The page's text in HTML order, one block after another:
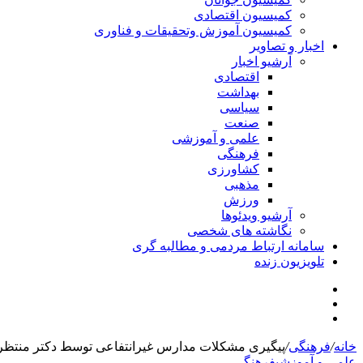
کمیسیون اقتصادی
کمیسیون آموزش وتحقیقات و فناوری
اخبار و تصاویر
آرشیو اخبار
اقتصادی
بهداشت
سیاسی
صنعت
علمی و آموزشی
فرهنگی
کشاورزی
مذهبی
ورزش
آرشیو ویدئوها
نگاشته های شخصی
سامانه ارتباط مردمی و مطالبه گری
تلویزیون زنده
خانه/فرهنگی/پیگیری مشکلات مدارس غیرانتفاعی توسط دکتر